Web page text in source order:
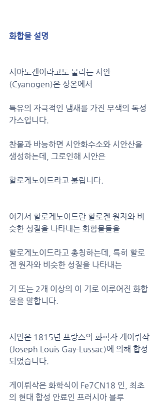
화합물 설명
시아노겐이라고도 불리는 시안
(Cyanogen)은 상온에서
특유의 자극적인 냄새를 가진 무색의 독성
가스입니다.
찬물과 바능하면 시안화수소와 시안산을
생성하는데, 그로인해 시안은
할로게노이드라고 불립니다.
여기서 할로게노이드란 할로겐 원자와 비
슷한 성질을 나타내는 화합물들을
할로게노이드라고 총칭하는데, 특히 할로
겐 원자와 비슷한 성질을 나타내는
기 또는 2개 이상의 이 기로 이루어진 화합
물을 말합니다.
시안은 1815년 프랑스의 화학자 게이뤼삭
(Joseph Louis Gay-Lussac)에 의해 합성
되었습니다.
게이뤼삭은 화학식이 Fe7CN18 인, 최초
의 현대 합성 안료인 프러시아 블루